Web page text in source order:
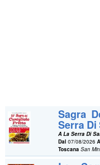
Sagra
Serra Di
A La Serra Di
Dal 07/08/2026
Toscana San